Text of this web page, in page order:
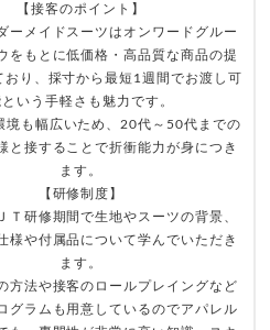
【接客のポイント】
ーメイドスーツはオンワードグルー
をもとに低価格・高品質な商品の提
おり、採寸から最短1週間でお渡し可
いう手軽さも魅力です。
境も幅広いため、20代～50代までの
と接することで折衝能力が身につき
ます。
【研修制度】
Ｔ研修期間で生地やスーツの背景、
様や付属品について学んでいただき
ます。
方法や接客のロールプレイングなど
グラムも用意しているのでアパレル